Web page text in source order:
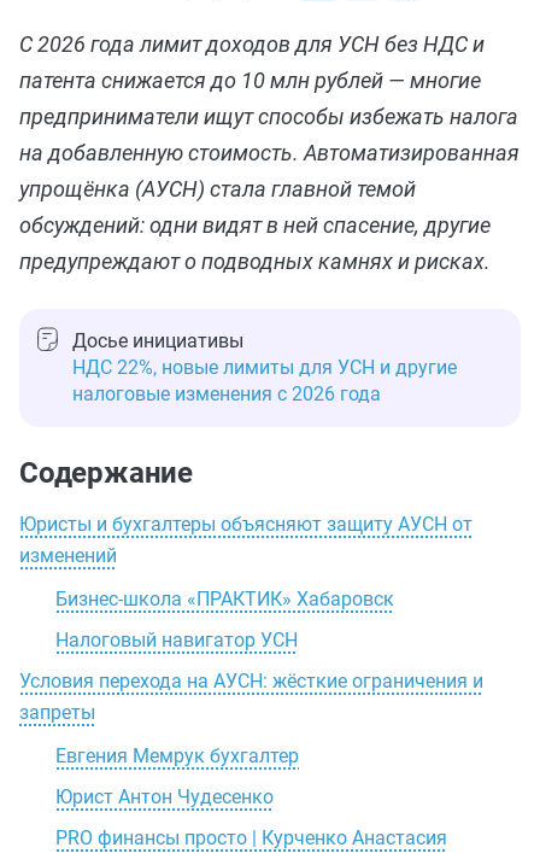
С 2026 года лимит доходов для УСН без НДС и
патента снижается до 10 млн рублей — многие
предприниматели ищут способы избежать налога
на добавленную стоимость. Автоматизированная
упрощёнка (АУСН) стала главной темой
обсуждений: одни видят в ней спасение, другие
предупреждают о подводных камнях и рисках.
Досье инициативы
НДС 22%, новые лимиты для УСН и другие
налоговые изменения с 2026 года
Содержание
Юристы и бухгалтеры объясняют защиту АУСН от
изменений
Бизнес-школа «ПРАКТИК» Хабаровск
Налоговый навигатор УСН
Условия перехода на АУСН: жёсткие ограничения и
запреты
Евгения Мемрук бухгалтер
Юрист Антон Чудесенко
PRO финансы просто | Курченко Анастасия